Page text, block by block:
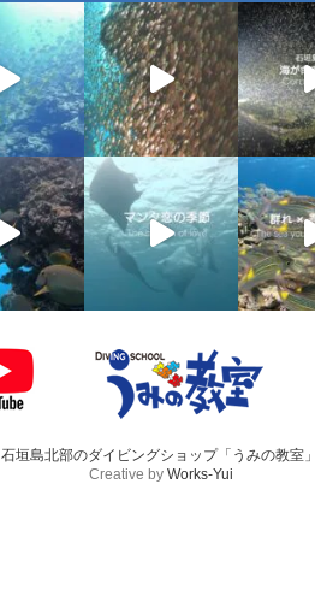
石垣島北部のダイビングショップ「うみの教室
Creative by Works-Yui